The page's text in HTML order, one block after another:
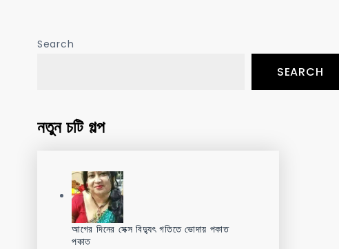
Search
SEARCH
নতুন চটি গল্প
আগের দিনের সেক্স বিদ্যুৎ গতিতে ভোদায় পকাত
পকাত